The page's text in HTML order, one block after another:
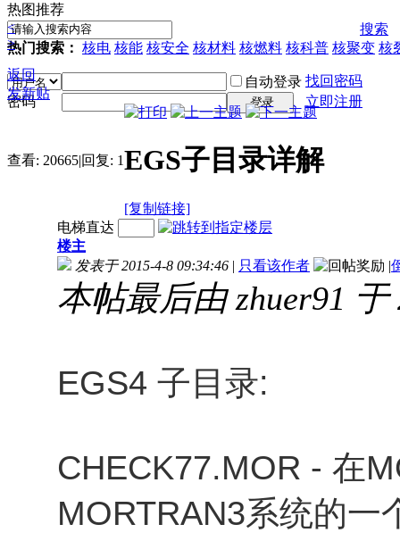
搜索
热门搜索： 核电 核能 核安全 核材料 核燃料 核科普 核聚变 核
自动登录 找回密码
密码
登录 立即注册
热图推荐
<
>
返回
发新贴
查看: 20665|回复: 1EGS子目录详解
[复制链接]
电梯直达
楼主
发表于 2015-4-8 09:34:46 | 只看该作者 |
本帖最后由 zhuer91
EGS4 子目录:
CHECK77.MOR - 在
MORTRAN3系统的一